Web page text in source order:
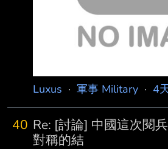
國家剛剛要求我方暫緩 攻
經達成共識。這項協議內容
徹底開放荷莫茲海 峽，以
Luxus · 軍事 Military · 4
40 Re: [討論] 中國這次閱
對稱的結